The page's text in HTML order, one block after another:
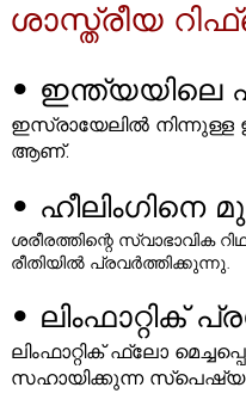
ശാസ്ത്രീയ
• ഇന്ത്യയിലെ ഏക
ഇസ്രായേലിൽ നിന്നുള്ള
ആണ്.
•
ശരീരത്തിന്റെ സ്വാഭാവിക
രീതിയിൽ പ്രവർത്തിക്കുന്നു.
• ലിംഫാറ്റിക്
ലിംഫാറ്റിക് ഫ്ലോ
സഹായിക്കുന്ന